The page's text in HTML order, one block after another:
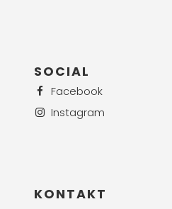
SOCIAL
Facebook
Instagram
KONTAKT